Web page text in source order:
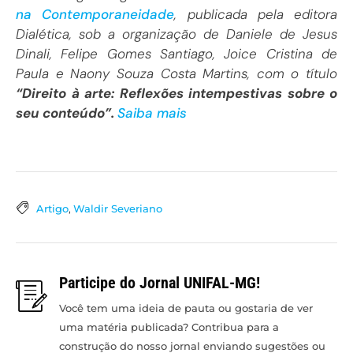
na Contemporaneidade, publicada pela editora
Dialética, sob a organização de Daniele de Jesus
Dinali, Felipe Gomes Santiago, Joice Cristina de
Paula e Naony Souza Costa Martins, com o título
“Direito à arte: Reflexões intempestivas sobre o
seu conteúdo”. Saiba mais
Artigo, Waldir Severiano
Participe do Jornal UNIFAL-MG!
Você tem uma ideia de pauta ou gostaria de ver
uma matéria publicada? Contribua para a
construção do nosso jornal enviando sugestões ou